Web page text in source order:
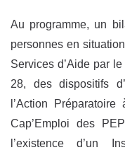
Au programme, un
personnes en
Services d’Aide par
28, des dispositifs
l’Action
Cap’Emploi des
l’existence d’un